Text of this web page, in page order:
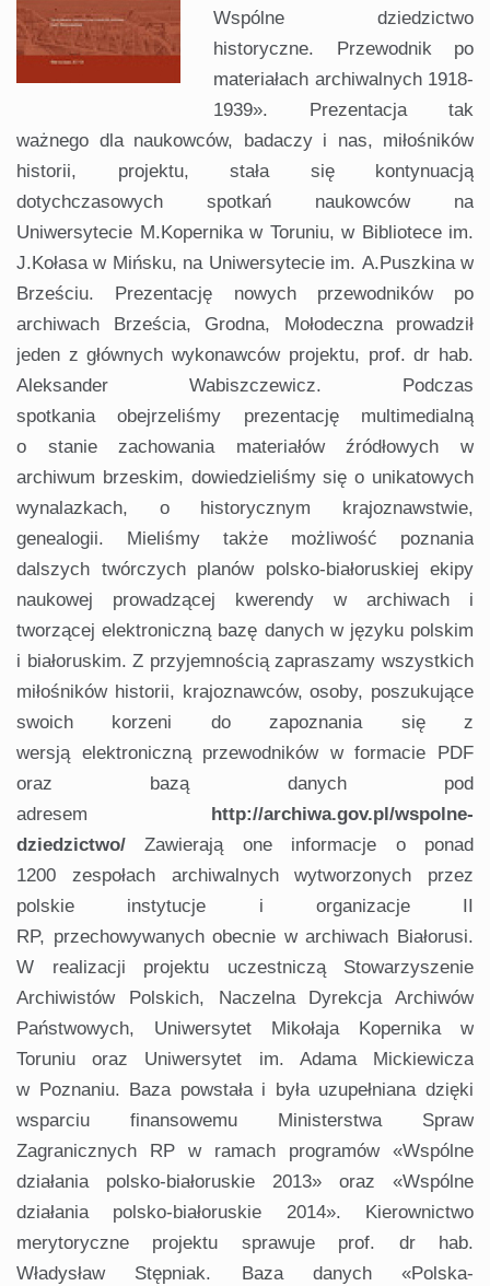
Wspólne dziedzictwo
historyczne. Przewodnik po
materiałach archiwalnych 1918-
1939». Prezentacja tak
ważnego dla naukowców, badaczy i nas, miłośników
historii, projektu, stała się kontynuacją
dotychczasowych spotkań naukowców na
Uniwersytecie M.Kopernika w Toruniu, w Bibliotece im.
J.Kołasa w Mińsku, na Uniwersytecie im. A.Puszkina w
Brześciu. Prezentację nowych przewodników po
archiwach Brześcia, Grodna, Mołodeczna prowadził
jeden z głównych wykonawców projektu, prof. dr hab.
Aleksander Wabiszczewicz. Podczas
spotkania obejrzeliśmy prezentację multimedialną
o stanie zachowania materiałów źródłowych w
archiwum brzeskim, dowiedzieliśmy się o unikatowych
wynalazkach, o historycznym krajoznawstwie,
genealogii. Mieliśmy także możliwość poznania
dalszych twórczych planów polsko-białoruskiej ekipy
naukowej prowadzącej kwerendy w archiwach i
tworzącej elektroniczną bazę danych w języku polskim
i białoruskim. Z przyjemnością zapraszamy wszystkich
miłośników historii, krajoznawców, osoby, poszukujące
swoich korzeni do zapoznania się z
wersją elektroniczną przewodników w formacie PDF
oraz bazą danych pod
adresem
http://archiwa.gov.pl/wspolne-
dziedzictwo/ Zawierają one informacje o ponad
1200 zespołach archiwalnych wytworzonych przez
polskie instytucje i organizacje II
RP, przechowywanych obecnie w archiwach Białorusi.
W realizacji projektu uczestniczą Stowarzyszenie
Archiwistów Polskich, Naczelna Dyrekcja Archiwów
Państwowych, Uniwersytet Mikołaja Kopernika w
Toruniu oraz Uniwersytet im. Adama Mickiewicza
w Poznaniu. Baza powstała i była uzupełniana dzięki
wsparciu finansowemu Ministerstwa Spraw
Zagranicznych RP w ramach programów «Wspólne
działania polsko-białoruskie 2013» oraz «Wspólne
działania polsko-białoruskie 2014». Kierownictwo
merytoryczne projektu sprawuje prof. dr hab.
Władysław Stępniak. Baza danych «Polska-